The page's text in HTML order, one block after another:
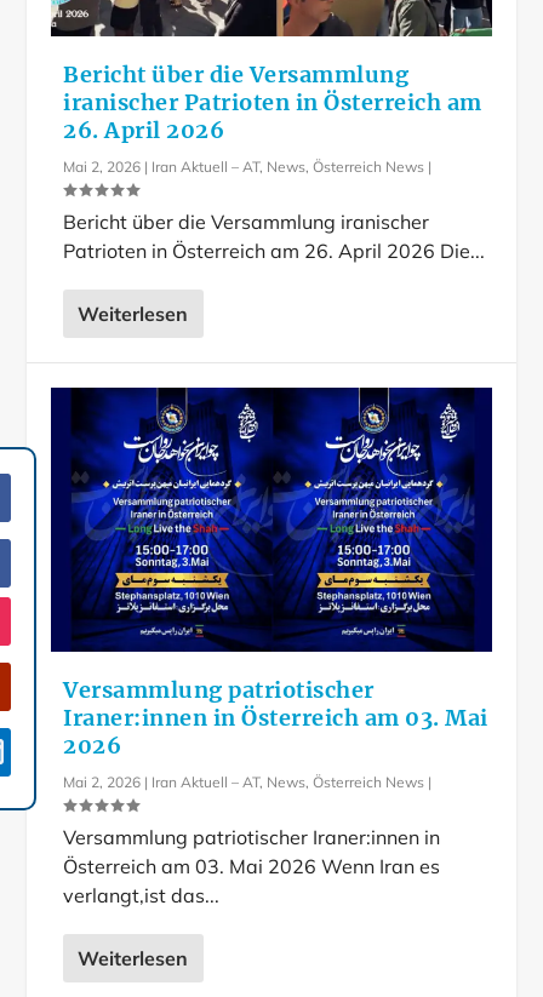
Bericht über die Versammlung
iranischer Patrioten in Österreich am
26. April 2026
Mai 2, 2026 | Iran Aktuell – AT, News,Österreich News |
Bericht über die Versammlung iranischer
Patrioten in Österreich am 26. April 2026 Die...
Weiterlesen
Versammlung patriotischer
Iraner:innen in Österreich am 03. Mai
2026
Mai 2, 2026 | Iran Aktuell – AT, News,Österreich News |
Versammlung patriotischer Iraner:innen in
Österreich am 03. Mai 2026 Wenn Iran es
verlangt,ist das...
Weiterlesen